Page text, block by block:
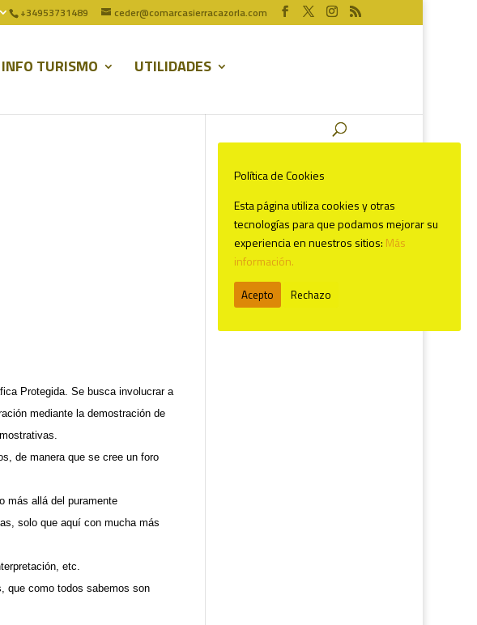
+34953731489 ceder@comarcasierracazorla.com
INFO TURISMO
UTILIDADES
Protegida. Se busca involucrar a
mediante la demostración de
de manera que se cree un foro
más allá del puramente
solo que aquí con mucha más
etc.
que como todos sabemos son
Comentarios recientes
Política de Cookies
Esta página utiliza cookies y otras
tecnologías para que podamos mejorar su
experiencia en nuestros sitios: Más
información.
Acepto Rechazo